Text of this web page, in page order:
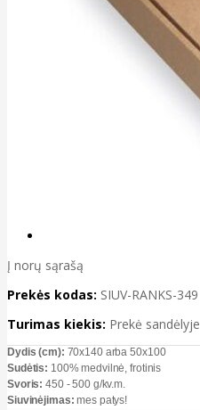
Į norų sąrašą
Prekės kodas: SIUV-RANKS-349
Turimas kiekis: Prekė sandėlyje
Dydis (cm): 70x140 arba 50x100
Sudėtis: 100% medvilnė, frotinis
Svoris: 450 - 500 g/kv.m.
Siuvinėjimas: mes patys!